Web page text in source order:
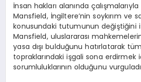
İnsan hakları alanında
Mansfield, İngiltere’nin soykırım ve
konusundaki tutumunun değiştiğini
Mansfield, uluslararası
yasa dışı bulduğunu hatırlatarak
topraklarındaki işgali sona erdirmek
sorumluluklarının olduğunu